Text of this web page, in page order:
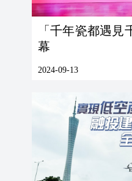
「千年瓷都遇
幕
2024-09-13